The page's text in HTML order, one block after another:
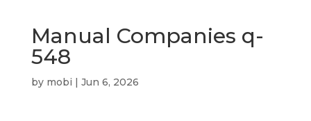
Manual Companies q-
548
by mobi | Jun 6, 2026